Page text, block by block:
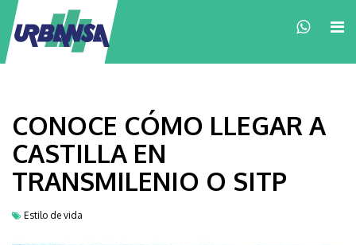
CONOCE CÓMO LLEGAR A
CASTILLA EN
TRANSMILENIO O SITP
Estilo de vida